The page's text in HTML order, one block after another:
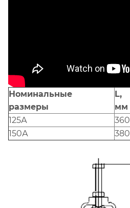
Номинальные
размеры
L,
мм
125А 360
150А
380